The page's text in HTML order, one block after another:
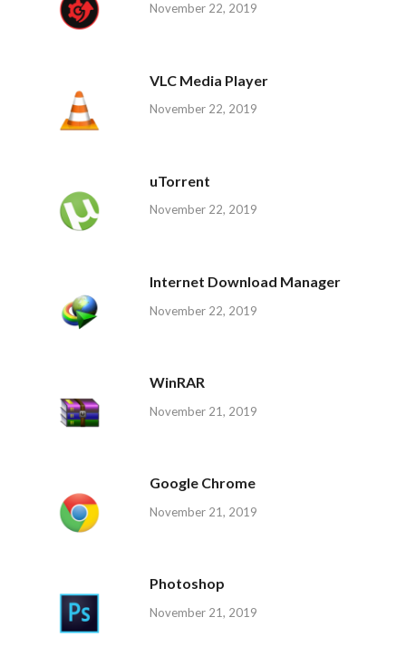
November 22, 2019
VLC Media Player
November 22, 2019
uTorrent
November 22, 2019
Internet Download Manager
November 22, 2019
WinRAR
November 21, 2019
Google Chrome
November 21, 2019
Photoshop
November 21, 2019